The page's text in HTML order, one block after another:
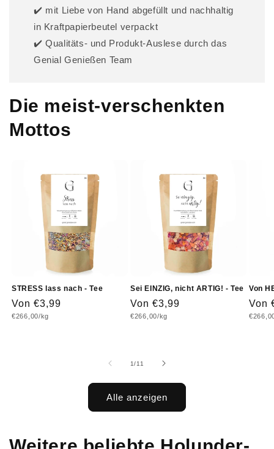
✔️ mit Liebe von Hand abgefüllt und nachhaltig
in Kraftpapierbeutel verpackt
✔️ Qualitäts- und Produkt-Auslese durch das
Genial Genießen Team
Die meist-verschenkten
Mottos
STRESS lass nach - Tee
Normaler
Preis
Von €3,99
Grundpreis
€266,00/kg
Sei EINZIG, nicht ARTIG! - Tee
Normaler
Preis
Von €3,99
Grundpreis
€266,00/kg
Von
Preis
Von
1/von
11
Alle anzeigen